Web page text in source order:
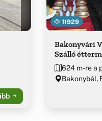
11929
Bakonyvári
Szálló
624 m-re a
Bakonybél,